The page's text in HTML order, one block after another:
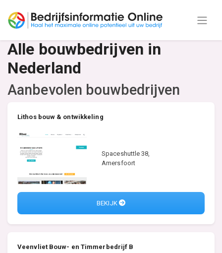
Alle bouwbedrijven in
Nederland
Aanbevolen bouwbedrijven
Lithos bouw & ontwikkeling
Spaceshuttle 38,
Amersfoort
BEKIJK
Veenvliet Bouw- en Timmerbedrijf B